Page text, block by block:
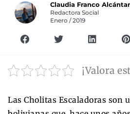
Claudia Franco
Redactora Social
Enero / 2019
¡Valora
Las Cholitas Escaladoras son